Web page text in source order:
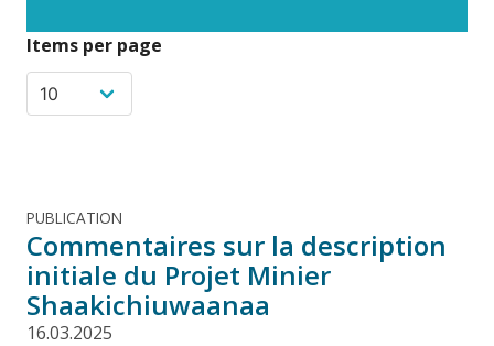
Items per page
PUBLICATION
Commentaires sur la description
initiale du Projet Minier
Shaakichiuwaanaa
16.03.2025